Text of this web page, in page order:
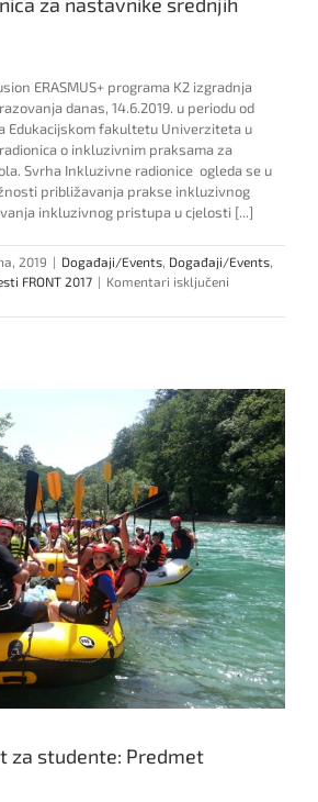
ERASMUS+ programa K2 izgradnja
danas, 14.6.2019. u periodu od
Edukacijskom fakultetu Univerziteta u
o inkluzivnim praksama za
Svrha Inkluzivne radionice ogleda se u
približavanja prakse inkluzivnog
inkluzivnog pristupa u cjelosti [...]
2019 | Događaji/Events Događaji/Events
FRONT 2017 | Komentari isključeni
radionica
škola
za studente: Predmet